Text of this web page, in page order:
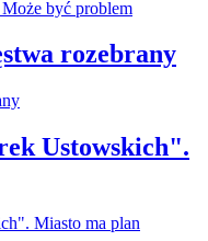
rozebrany
Ustowskich".